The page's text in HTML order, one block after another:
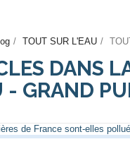
TOUT SUR L'EAU
DANS
- GRAND